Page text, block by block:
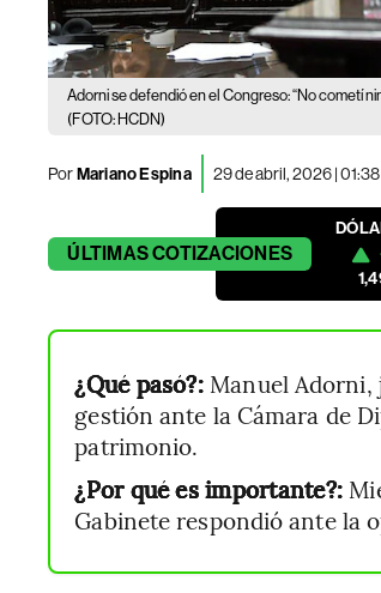
Adorni se defendió en el Congreso: “No cometí
(FOTO: HCDN)
PorMariano Espina 29 de abril, 2026 |
ÚLTIMASCOTIZACIONES
¿Qué pasó?: Manuel Adorni,
gestión ante la Cámara de
patrimonio.
¿Por qué es importante?:
Gabinete respondió ante la